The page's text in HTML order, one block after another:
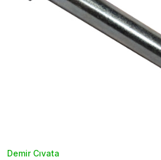
Demir Cıvata